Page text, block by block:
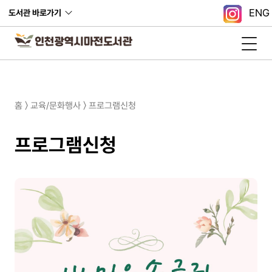
도서관 바로가기 ENG
홈 〉 교육/문화행사 〉 프로그램신청
프로그램신청